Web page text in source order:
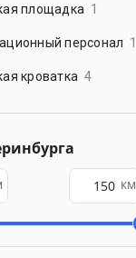
площадка 1
персонал 1
кроватка 4
км